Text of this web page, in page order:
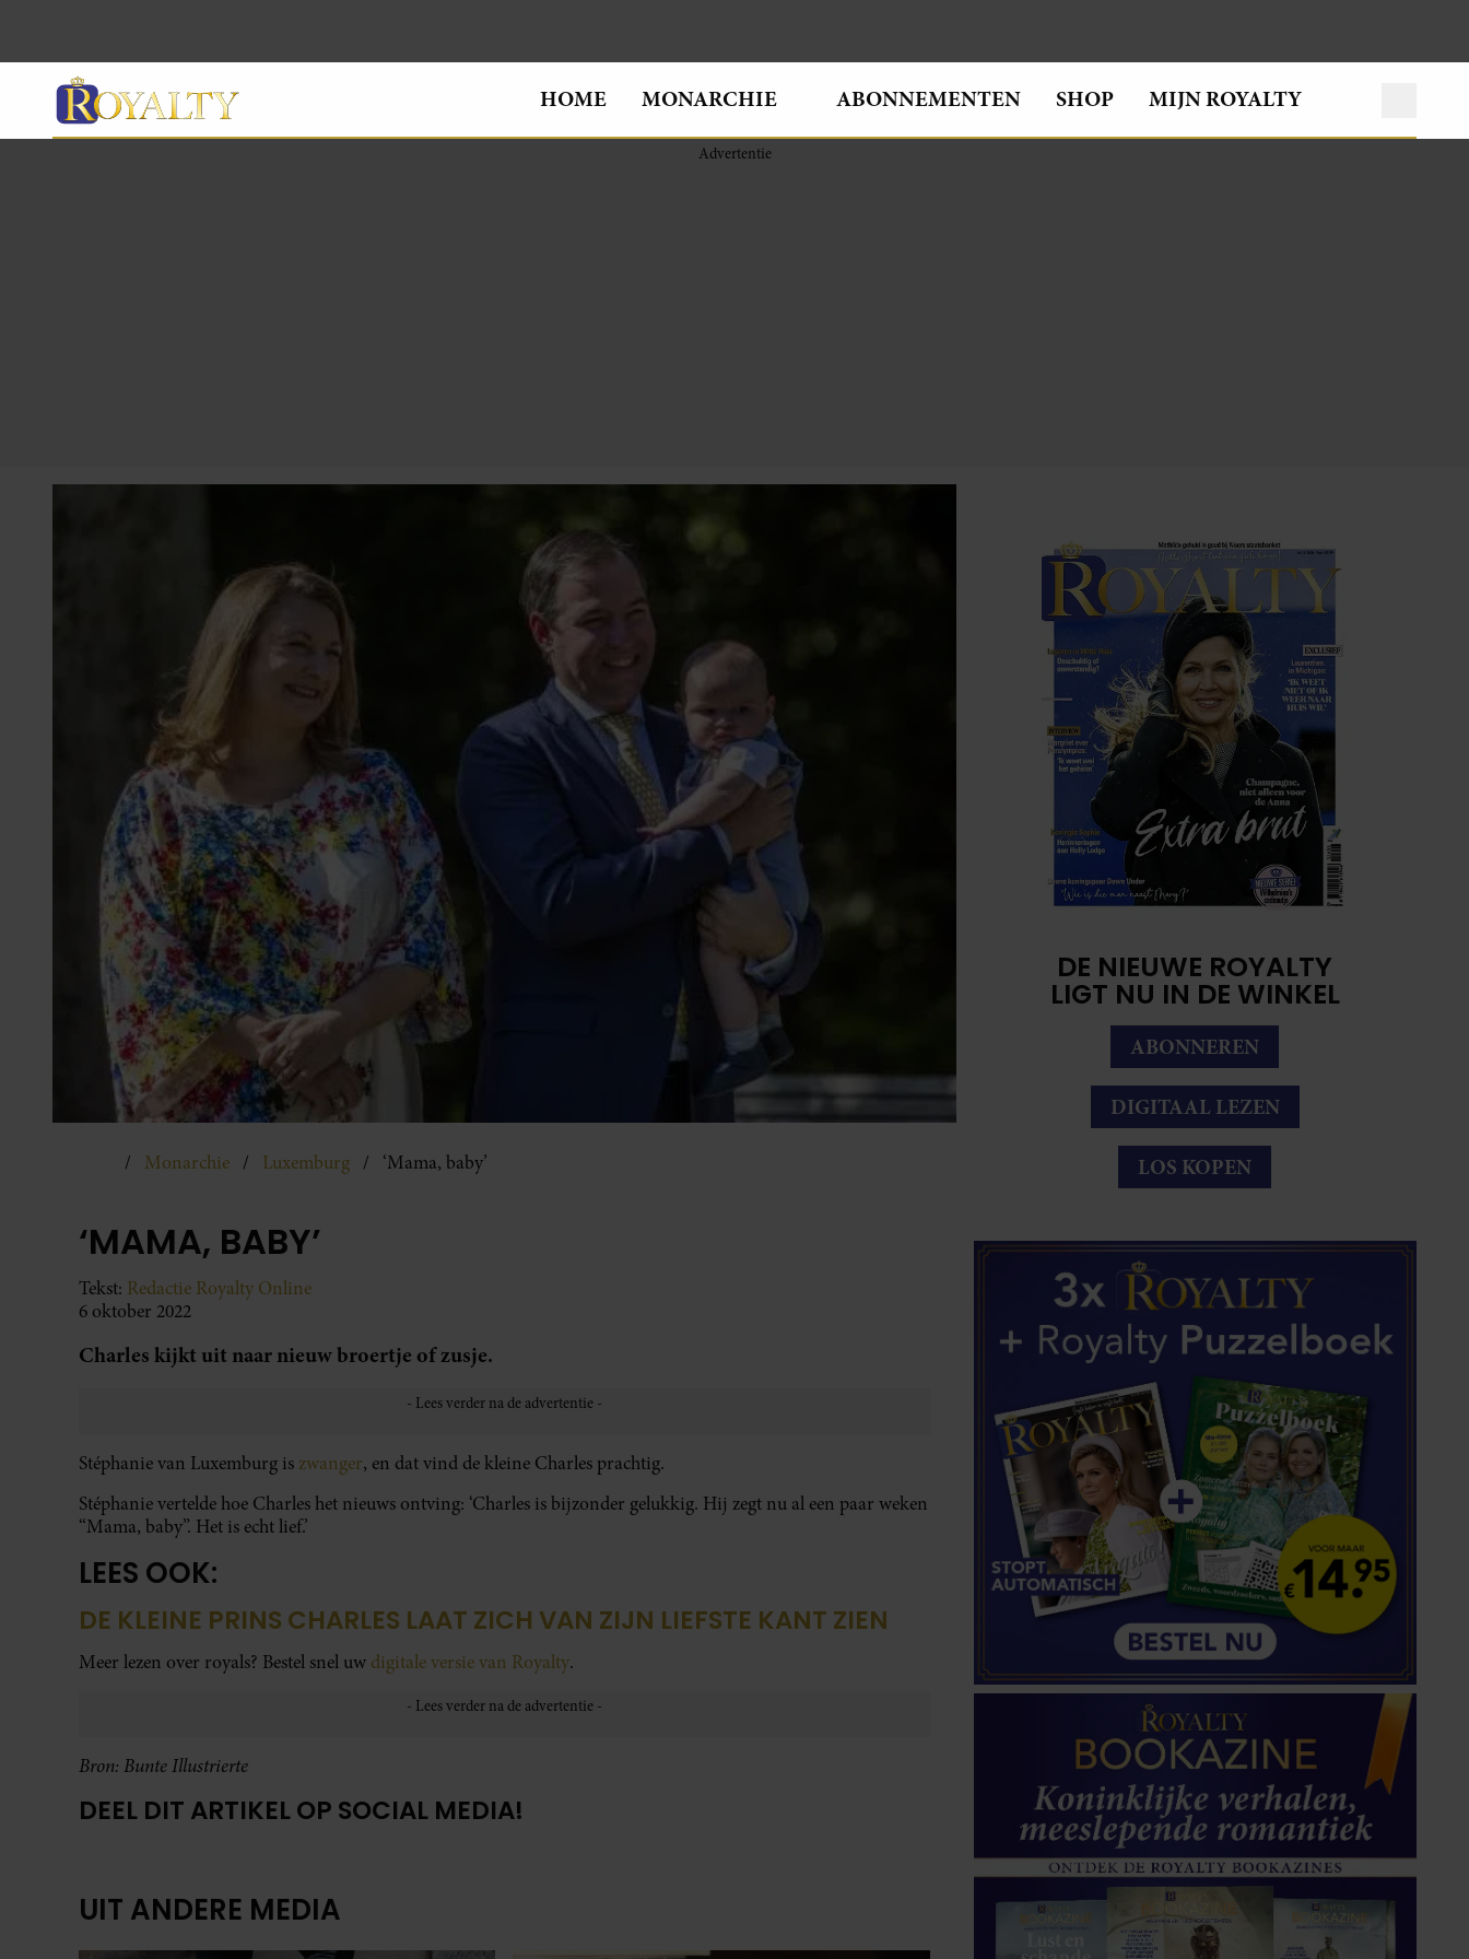
HOME MONARCHIE ABONNEMENTEN SHOP MIJN ROYALTY
Monarchie Luxemburg ‘Mama, baby’
‘MAMA, BABY’
Tekst: Redactie Royalty Online
6 oktober 2022
Charles kijkt uit naar nieuw broertje of zusje.
Stéphanie van Luxemburg is zwanger, en dat vind de kleine Charles prachtig.
Stéphanie vertelde hoe Charles het nieuws ontving: ‘Charles is bijzonder gelukkig. Hij zegt nu al een paar weken
“Mama, baby”. Het is echt lief.’
LEES OOK:
DE KLEINE PRINS CHARLES LAAT ZICH VAN ZIJN LIEFSTE KANT ZIEN
Meer lezen over royals? Bestel snel uw digitale versie van Royalty.
Bron: Bunte Illustrierte
DEEL DIT ARTIKEL OP SOCIAL MEDIA!
UIT ANDERE MEDIA
DE NIEUWE ROYALTY
LIGT NU IN DE WINKEL
ABONNEREN
DIGITAAL LEZEN
LOS KOPEN